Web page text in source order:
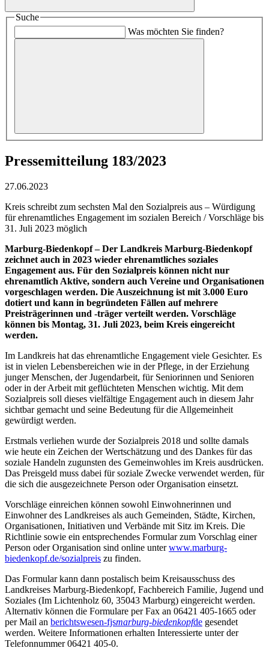
Suche
Was möchten Sie finden?
Pressemitteilung 183/2023
27.06.2023
Kreis schreibt zum sechsten Mal den Sozialpreis aus – Würdigung
für ehrenamtliches Engagement im sozialen Bereich / Vorschläge bis
31. Juli 2023 möglich
Marburg-Biedenkopf – Der Landkreis Marburg-Biedenkopf
zeichnet auch in 2023 wieder ehrenamtliches soziales
Engagement aus. Für den Sozialpreis können nicht nur
ehrenamtlich Aktive, sondern auch Vereine und Organisationen
vorgeschlagen werden. Die Auszeichnung ist mit 3.000 Euro
dotiert und kann in begründeten Fällen auf mehrere
Preisträgerinnen und -träger verteilt werden. Vorschläge
können bis Montag, 31. Juli 2023, beim Kreis eingereicht
werden.
Im Landkreis hat das ehrenamtliche Engagement viele Gesichter. Es
ist in vielen Lebensbereichen wie in der Pflege, in der Erziehung
junger Menschen, der Jugendarbeit, für Seniorinnen und Senioren
oder in der Arbeit mit geflüchteten Menschen wichtig. Mit dem
Sozialpreis soll dieses vielfältige Engagement auch in diesem Jahr
sichtbar gemacht und seine Bedeutung für die Allgemeinheit
gewürdigt werden.
Erstmals verliehen wurde der Sozialpreis 2018 und sollte damals
wie heute ein Zeichen der Wertschätzung und des Dankes für das
soziale Handeln zugunsten des Gemeinwohles im Kreis ausdrücken.
Das Preisgeld muss dabei für soziale Zwecke verwendet werden, für
die sich die ausgezeichnete Person oder Organisation einsetzt.
Vorschläge einreichen können sowohl Einwohnerinnen und
Einwohner des Landkreises als auch Gemeinden, Städte, Kirchen,
Organisationen, Initiativen und Verbände mit Sitz im Kreis. Die
Richtlinie sowie ein entsprechendes Formular zum Vorschlag einer
Person oder Organisation sind online unterwww.marburg-
biedenkopf.de/sozialpreis zu finden.
Das Formular kann dann postalisch beim Kreisausschuss des
Landkreises Marburg-Biedenkopf, Fachbereich Familie, Jugend und
Soziales (Im Lichtenholz 60, 35043 Marburg) eingereicht werden.
Alternativ können die Formulare per Fax an 06421 405-1665 oder
per Mail an berichtswesen-fjsmarburg-biedenkopfde gesendet
werden. Weitere Informationen erhalten Interessierte unter der
Telefonnummer 06421 405-0.